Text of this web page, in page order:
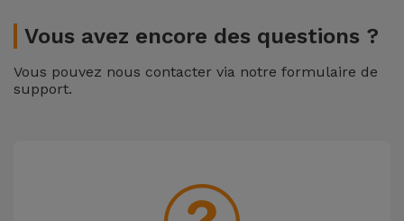
Vous avez encore des questions ?
Vous pouvez nous contacter via notre formulaire de
support.